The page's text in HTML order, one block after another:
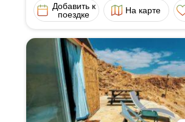
Добавить к
поездке
На карте